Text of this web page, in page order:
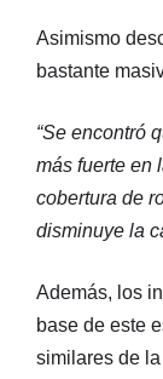
Asimismo
bastante
“Se encontró
más fuerte en
cobertura de
disminuye la
Además, los
base de este
similares de